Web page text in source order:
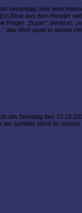
missmutig über dem
Blick aus dem Fenster
„Super“, denkt er,
das Wort spukt in seinen
am Samstag den
perfekte Wind für unsere